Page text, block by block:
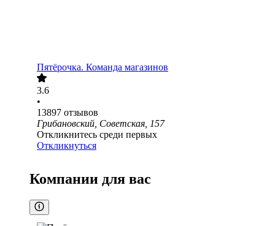
Пятёрочка. Команда магазинов
3.6
•
13897 отзывов
Грибановский, Советская, 157
Откликнитесь среди первых
Откликнуться
Компании для вас